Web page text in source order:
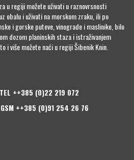
u regiji možete uživati u raznovrsnosti
obalu i uživati na morskom zraku, ili po
i gorske puteve, vinograde i maslinike, bilo
dozom planinskih staza i istraživanjem
i više možete naći u regiji Šibenik Knin.
TEL ++385 (0)22 219 072
GSM ++385 (0)91 254 26 76